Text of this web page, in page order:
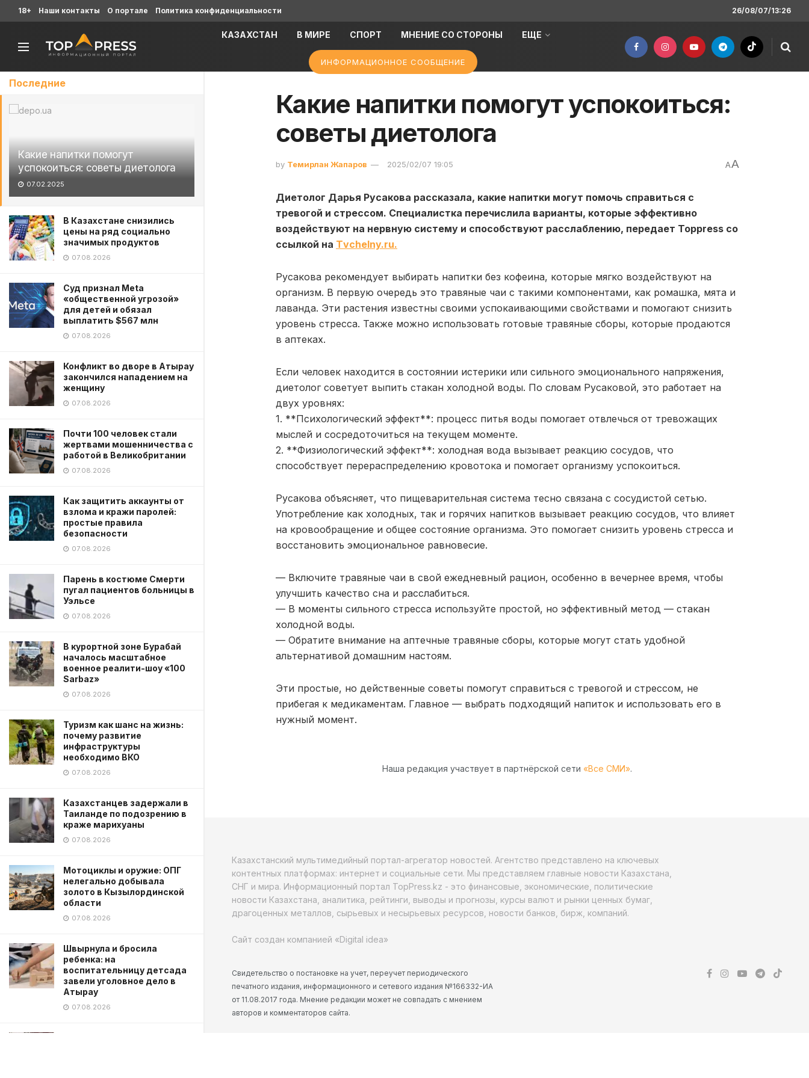
Последние
Какие напитки помогут
успокоиться: советы диетолога
07.02.2025
В Казахстане снизились
цены на ряд социально
значимых продуктов
07.08.2026
Суд признал Meta
«общественной угрозой»
для детей и обязал
выплатить $567 млн
07.08.2026
Конфликт во дворе в Атырау
закончился нападением на
женщину
07.08.2026
Почти 100 человек стали
жертвами мошенничества с
работой в Великобритании
07.08.2026
Как защитить аккаунты от
взлома и кражи паролей:
простые правила
безопасности
07.08.2026
Парень в костюме Смерти
пугал пациентов больницы в
Уэльсе
07.08.2026
В курортной зоне Бурабай
началось масштабное
военное реалити-шоу «100
Sarbaz»
07.08.2026
Туризм как шанс на жизнь:
почему развитие
инфраструктуры
необходимо ВКО
07.08.2026
Казахстанцев задержали в
Таиланде по подозрению в
краже марихуаны
07.08.2026
Мотоциклы и оружие: ОПГ
нелегально добывала
золото в Кызылординской
области
07.08.2026
Швырнула и бросила
ребенка: на
воспитательницу детсада
завели уголовное дело в
Атырау
07.08.2026
18+ Наши контакты О портале Политика конфиденциальности 26/08/07/13:26
КАЗАХСТАН В МИРЕ СПОРТ МНЕНИЕ СО СТОРОНЫ ЕЩЕ
ИНФОРМАЦИОННОЕ СООБЩЕНИЕ
Какие напитки помогут успокоиться:
советы диетолога
by Темирлан Жапаров 2025/02/07 19:05 AA
Диетолог Дарья Русакова рассказала, какие напитки могут помочь справиться с
тревогой и стрессом. Специалистка перечислила варианты, которые эффективно
воздействуют на нервную систему и способствуют расслаблению, передает Toppress со
ссылкой на Тvchelny.ru.
Русакова рекомендует выбирать напитки без кофеина, которые мягко воздействуют на
организм. В первую очередь это травяные чаи с такими компонентами, как ромашка, мята и
лаванда. Эти растения известны своими успокаивающими свойствами и помогают снизить
уровень стресса. Также можно использовать готовые травяные сборы, которые продаются
в аптеках.
Если человек находится в состоянии истерики или сильного эмоционального напряжения,
диетолог советует выпить стакан холодной воды. По словам Русаковой, это работает на
двух уровнях:
1. **Психологический эффект**: процесс питья воды помогает отвлечься от тревожащих
мыслей и сосредоточиться на текущем моменте.
2. **Физиологический эффект**: холодная вода вызывает реакцию сосудов, что
способствует перераспределению кровотока и помогает организму успокоиться.
Русакова объясняет, что пищеварительная система тесно связана с сосудистой сетью.
Употребление как холодных, так и горячих напитков вызывает реакцию сосудов, что влияет
на кровообращение и общее состояние организма. Это помогает снизить уровень стресса и
восстановить эмоциональное равновесие.
— Включите травяные чаи в свой ежедневный рацион, особенно в вечернее время, чтобы
улучшить качество сна и расслабиться.
— В моменты сильного стресса используйте простой, но эффективный метод — стакан
холодной воды.
— Обратите внимание на аптечные травяные сборы, которые могут стать удобной
альтернативой домашним настоям.
Эти простые, но действенные советы помогут справиться с тревогой и стрессом, не
прибегая к медикаментам. Главное — выбрать подходящий напиток и использовать его в
нужный момент.
Наша редакция участвует в партнёрской сети «Все СМИ».
Казахстанский мультимедийный портал-агрегатор новостей. Агентство представлено на ключевых
контентных платформах: интернет и социальные сети. Мы представляем главные новости Казахстана,
СНГ и мира. Информационный портал TopPress.kz - это финансовые, экономические, политические
новости Казахстана, аналитика, рейтинги, выводы и прогнозы, курсы валют и рынки ценных бумаг,
драгоценных металлов, сырьевых и несырьевых ресурсов, новости банков, бирж, компаний.
Сайт создан компанией «Digital idea»
Свидетельство о постановке на учет, переучет периодического
печатного издания, информационного и сетевого издания №166332-ИА
от 11.08.2017 года. Мнение редакции может не совпадать с мнением
авторов и комментаторов сайта.